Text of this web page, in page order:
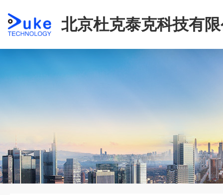
北京杜克泰克科技有